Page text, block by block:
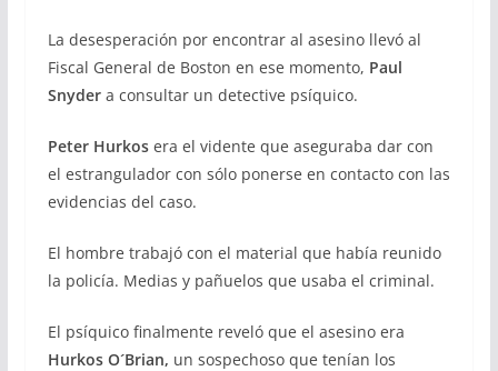
La desesperación por encontrar al asesino llevó al
Fiscal General de Boston en ese momento, Paul
Snydera consultar un detective psíquico.
Peter Hurkosera el vidente que aseguraba dar con
el estrangulador con sólo ponerse en contacto con las
evidencias del caso.
El hombre trabajó con el material que había reunido
la policía. Medias y pañuelos que usaba el criminal.
El psíquico finalmente reveló que el asesino era
Hurkos O´Brian, un sospechoso que tenían los